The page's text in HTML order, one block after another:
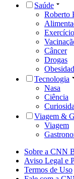
Saúde
Roberto
Câncer
Drogas
Tecnologia
Nasa
Ciência
Viagem &
Viagem
Sobre a CNN
Aviso Legal e
Termos de Uso